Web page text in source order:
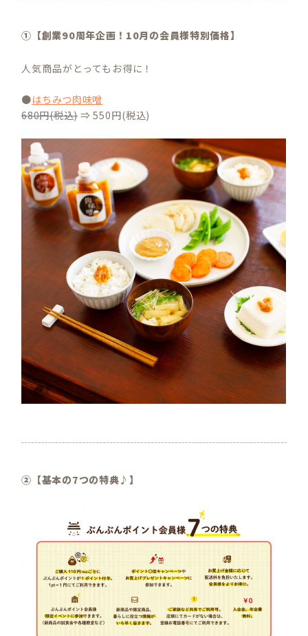
①【創業90周年企画！10月の会員様特別価格】
人気商品がとってもお得に！
●はちみつ肉味噌
680円(税込)⇒ 550円(税込)
②【基本の7つの特典♪】